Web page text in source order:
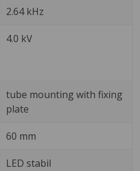
2.64 kHz
4.0 kV
tube mounting with fixing
plate
60 mm
LED stabil